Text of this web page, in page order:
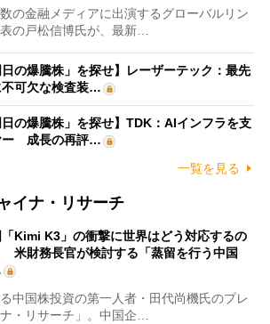
の金融メディアに出演するグローバルリン
の戸松信博氏が、最新…
日の爆騰株」を探せ】レーザーテック：最先
可欠な検査装…
日の爆騰株」を探せ】TDK：AIインフラを支
ー 成長の再評…
一覧を見る
イナ・リサーチ
Kimi K3」の衝撃に世界はどう対応するの
米財務長官が検討する「蒸留を行う中国
中国株投資の第一人者・田代尚機氏のプレ
・リサーチ」。中国企…